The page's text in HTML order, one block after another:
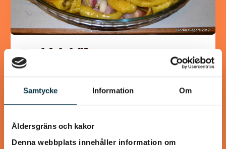
Samtycke Information Om
Åldersgräns och kakor
Denna webbplats innehåller information om
Turkisk köfte
En längtan till Turkisk mat